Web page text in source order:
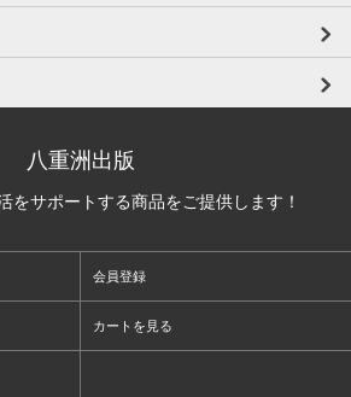
八重洲出版
をサポートする商品をご提供します！
会員登録
カートを見る